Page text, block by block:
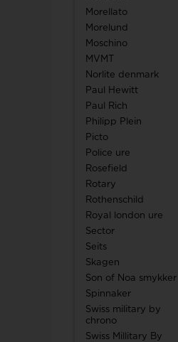
Morellato
Morelund
Moschino
MVMT
Norlite denmark
Paul Hewitt
Paul Rich
Philipp Plein
Picto
Police ure
Rosefield
Rotary
Rothenschild
Royal london ure
Sector
Seits
Skagen
Son of Noa smykker
Spinnaker
Swiss military by
chrono
Swiss Millitary By